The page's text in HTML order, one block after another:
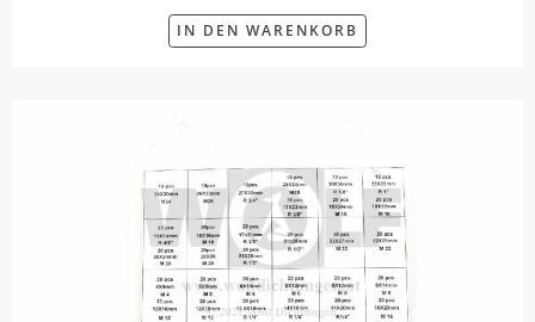
IN DEN WARENKORB